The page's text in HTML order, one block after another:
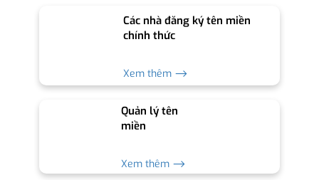
Các nhà đăng ký tên miền
chính thức
Xem thêm ⟶
Quản lý tên
miền
Xem thêm ⟶